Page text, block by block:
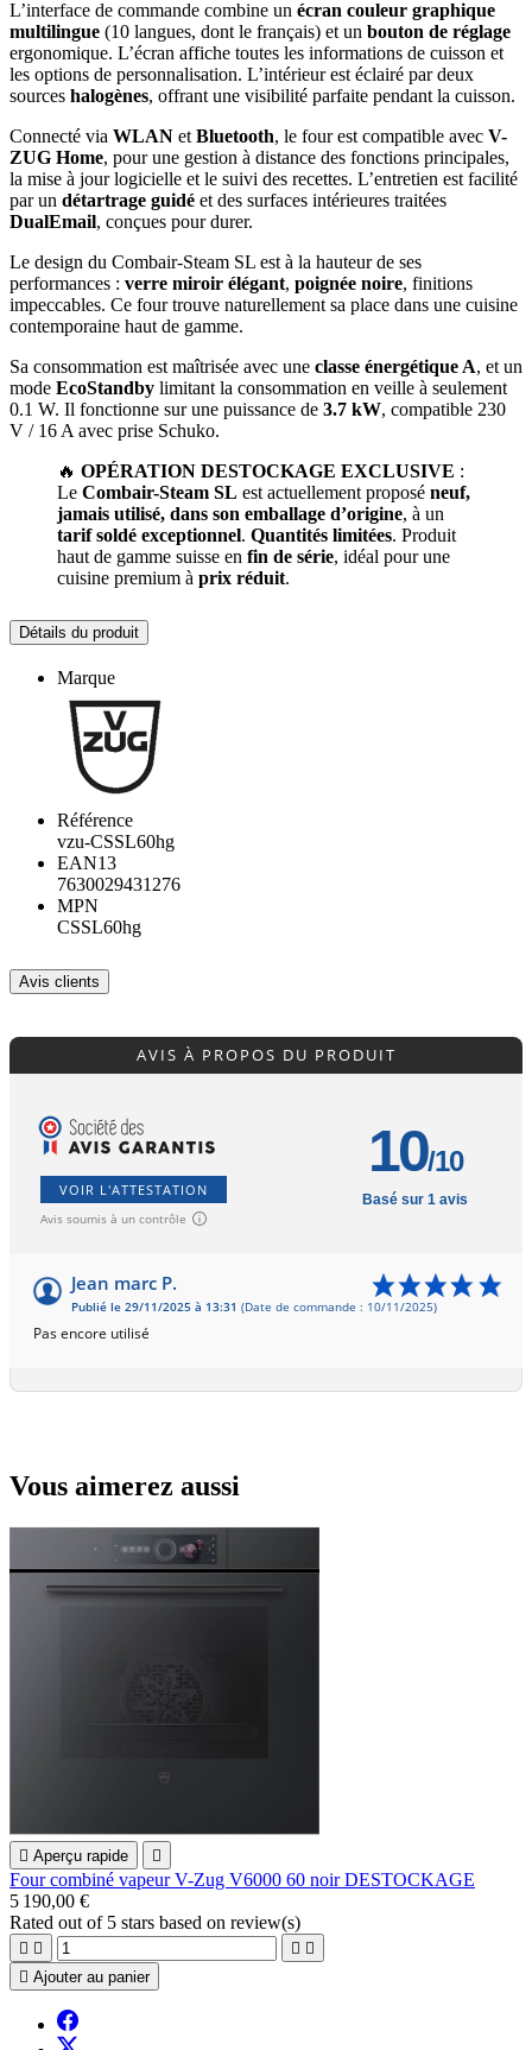
L’interface de commande combine un écran couleur graphique
multilingue (10 langues, dont le français) et un bouton de réglage
ergonomique. L’écran affiche toutes les informations de cuisson et
les options de personnalisation. L’intérieur est éclairé par deux
sources halogènes, offrant une visibilité parfaite pendant la cuisson.
Connecté via WLAN et Bluetooth, le four est compatible avec V-
ZUG Home, pour une gestion à distance des fonctions principales,
la mise à jour logicielle et le suivi des recettes. L’entretien est facilité
par un détartrage guidé et des surfaces intérieures traitées
DualEmail, conçues pour durer.
Le design du Combair-Steam SL est à la hauteur de ses
performances : verre miroir élégant, poignée noire, finitions
impeccables. Ce four trouve naturellement sa place dans une cuisine
contemporaine haut de gamme.
Sa consommation est maîtrisée avec une classe énergétique A, et un
mode EcoStandby limitant la consommation en veille à seulement
0.1 W. Il fonctionne sur une puissance de 3.7 kW, compatible 230
V / 16 A avec prise Schuko.
🔥 OPÉRATION DESTOCKAGE EXCLUSIVE :
Le Combair-Steam SL est actuellement proposé neuf,
jamais utilisé, dans son emballage d’origine, à un
tarif soldé exceptionnel. Quantités limitées. Produit
haut de gamme suisse en fin de série, idéal pour une
cuisine premium à prix réduit.
Détails du produit
Marque
Référence
vzu-CSSL60hg
EAN13
7630029431276
MPN
CSSL60hg
Avis clients
AVIS À PROPOS DU PRODUIT
VOIR L'ATTESTATION
Avis soumis à un contrôle
10/10
Basé sur 1 avis
Jean marc P.
Publié le 29/11/2025 à 13:31 (Date de commande : 10/11/2025)
Pas encore utilisé
Vous aimerez aussi
 Aperçu rapide 
Four combiné vapeur V-Zug V6000 60 noir DESTOCKAGE
5 190,00 €
Rated out of 5 stars based on review(s)
   
 Ajouter au panier